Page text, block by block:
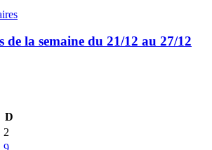
de la semaine du 21/12 au 27/12
D
2